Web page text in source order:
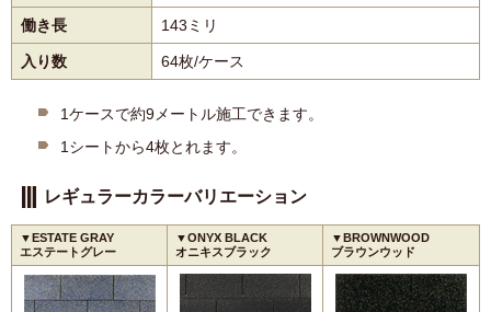
働き長 143ミリ
入り数 64枚/ケース
1ケースで約9メートル施工できます。
1シートから4枚とれます。
レギュラーカラーバリエーション
▼ESTATE GRAY
エステートグレー
▼ONYX BLACK
オニキスブラック
▼BROWNWOOD
ブラウンウッド